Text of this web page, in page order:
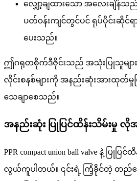
လျှော့ချထားသော အလေးချိန်
ပတ်ဝန်းကျင်တွင်ပင် ရုပ်ပိုင်းဆိုင်ရ
ပေးသည်။
ဤဂရုတစိုက်ဒီဇိုင်းသည် အသုံးပြုသူမျ
လိုင်းစနစ်များကို အနည်းဆုံးအားထုတ်မှုဖ
သေချာစေသည်။
အနည်းဆုံး ပြုပြင်ထိန်းသိမ်းမှု လိုအ
PPR compact union ball valve နဲ့ ပြုပ
လွယ်ကူပါတယ်။ ၎င်းရဲ့ ကြံ့ခိုင်တဲ့ တည်ဆ